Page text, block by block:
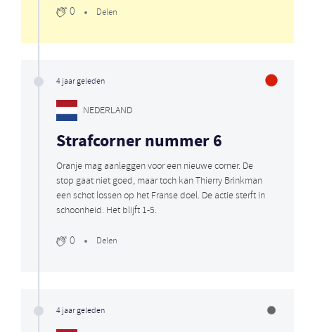
0 Delen
4 jaar geleden
NEDERLAND
Strafcorner nummer 6
Oranje mag aanleggen voor een nieuwe corner. De
stop gaat niet goed, maar toch kan Thierry Brinkman
een schot lossen op het Franse doel. De actie sterft in
schoonheid. Het blijft 1-5.
0 Delen
4 jaar geleden